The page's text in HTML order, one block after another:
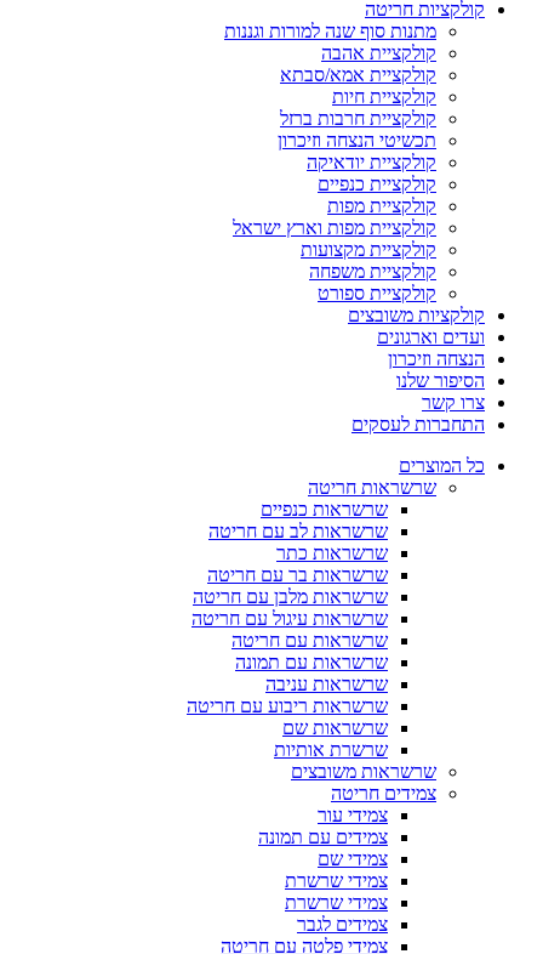
קולקציות חריטה
מתנות סוף שנה למורות וגננות
קולקציית אהבה
קולקציית אמא/סבתא
קולקציית חיות
קולקציית חרבות ברזל
תכשיטי הנצחה וזיכרון
קולקציית יודאיקה
קולקציית כנפיים
קולקציית מפות
קולקציית מפות וארץ ישראל
קולקציית מקצועות
קולקציית משפחה
קולקציית ספורט
קולקציות משובצים
ועדים וארגונים
הנצחה וזיכרון
הסיפור שלנו
צרו קשר
התחברות לעסקים
כל המוצרים
שרשראות חריטה
שרשראות כנפיים
שרשראות לב עם חריטה
שרשראות כתר
שרשראות בר עם חריטה
שרשראות מלבן עם חריטה
שרשראות עיגול עם חריטה
שרשראות עם חריטה
שרשראות עם תמונה
שרשראות עניבה
שרשראות ריבוע עם חריטה
שרשראות שם
שרשרת אותיות
שרשראות משובצים
צמידים חריטה
צמידי עור
צמידים עם תמונה
צמידי שם
צמידי שרשרת
צמידי שרשרת
צמידים לגבר
צמידי פלטה עם חריטה